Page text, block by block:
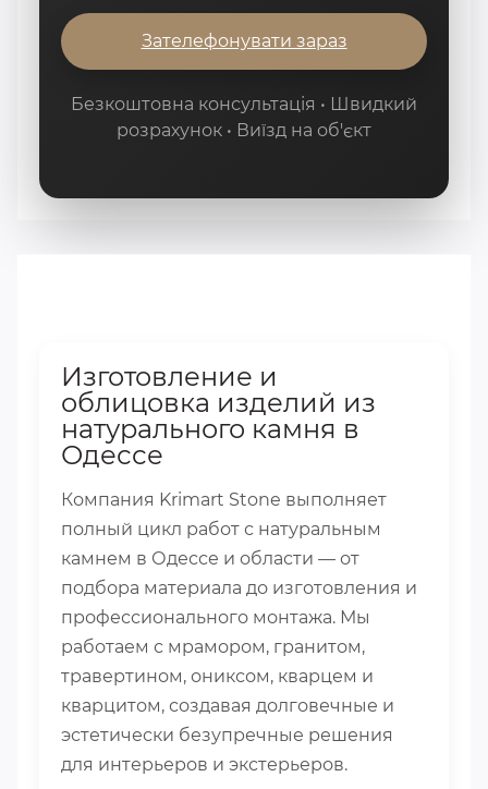
Зателефонувати зараз
Безкоштовна консультація • Швидкий
розрахунок • Виїзд на об'єкт
Изготовление и
облицовка изделий из
натурального камня в
Одессе
Компания Krimart Stone выполняет
полный цикл работ с натуральным
камнем в Одессе и области — от
подбора материала до изготовления и
профессионального монтажа. Мы
работаем с мрамором, гранитом,
травертином, ониксом, кварцем и
кварцитом, создавая долговечные и
эстетически безупречные решения
для интерьеров и экстерьеров.